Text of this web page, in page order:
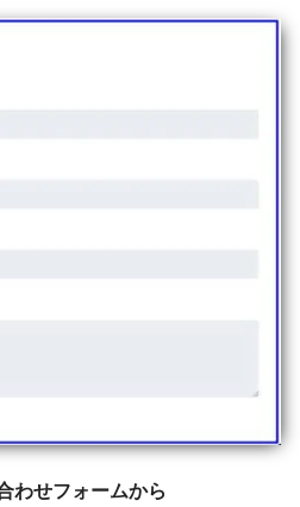
わせフォームから